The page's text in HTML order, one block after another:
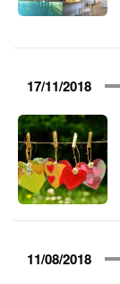
17/11/2018
11/08/2018